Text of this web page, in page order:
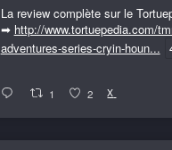
La review complète sur le
➡ http://www.tortuepedia.com/
adventures-series-cryin-houn...
1 2 X